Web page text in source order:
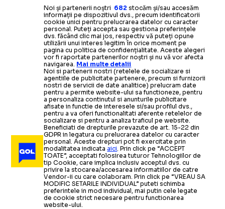
Noi și partenerii noștri 682 stocăm și/sau accesăm
informații pe dispozitivul dvs., precum identificatorii
cookie unici pentru prelucrarea datelor cu caracter
personal. Puteți accepta sau gestiona preferințele
dvs. făcând clic mai jos, respectiv vă puteți opune
utilizării unui interes legitim în orice moment pe
pagina cu politica de confidențialitate. Aceste alegeri
vor fi raportate partenerilor noștri și nu vă vor afecta
navigarea. Mai multe detalii
Noi si partenerii nostri (retelele de socializare si
agentiile de publicitate partenere, precum si furnizorii
nostri de servicii de date analitice) prelucram date
pentru a permite website-ului sa functioneze, pentru
a personaliza continutul si anunturile publicitare
afisate in functie de interesele si/sau profilul dvs.,
pentru a va oferi functionalitati aferente retelelor de
socializare si pentru a analiza traficul pe website.
Beneficiati de drepturile prevazute de art. 15-22 din
GDPR in legatura cu prelucrarea datelor cu caracter
personal. Aceste drepturi pot fi exercitate prin
modalitatea indicataaici. Prin click pe “ACCEPT
TOATE”, acceptati folosirea tuturor Tehnologiilor de
tip Cookie, care implica inclusiv acceptul dvs. cu
privire la stocarea/accesarea informatiilor de catre
Vendor-ii cu care colaboram. Prin click pe “VREAU SA
MODIFIC SETARILE INDIVIDUAL” puteti schimba
preferintele in mod individual, mai putin cele legate
de cookie strict necesare pentru functionarea
website-ului.